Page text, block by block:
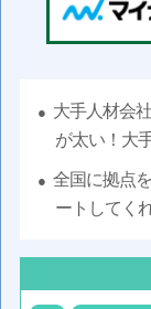
大手人材会
が太い！大
全国に拠点
ートしてく